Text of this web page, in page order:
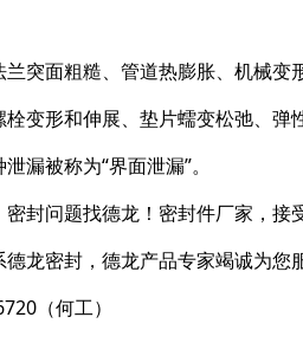
突面粗糙、管道热膨胀、机械
变形和伸展、垫片蠕变松弛、
漏被称为“界面泄漏”。
密封问题找德龙！密封件厂家，
龙密封，德龙产品专家竭诚为您
（何工）